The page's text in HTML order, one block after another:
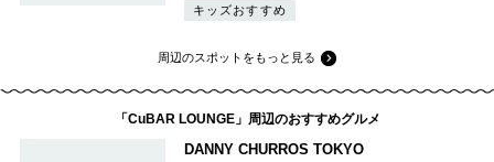
キッズおすすめ
周辺のスポットをもっと見る
「CuBAR LOUNGE」周辺のおすすめグルメ
DANNY CHURROS TOKYO